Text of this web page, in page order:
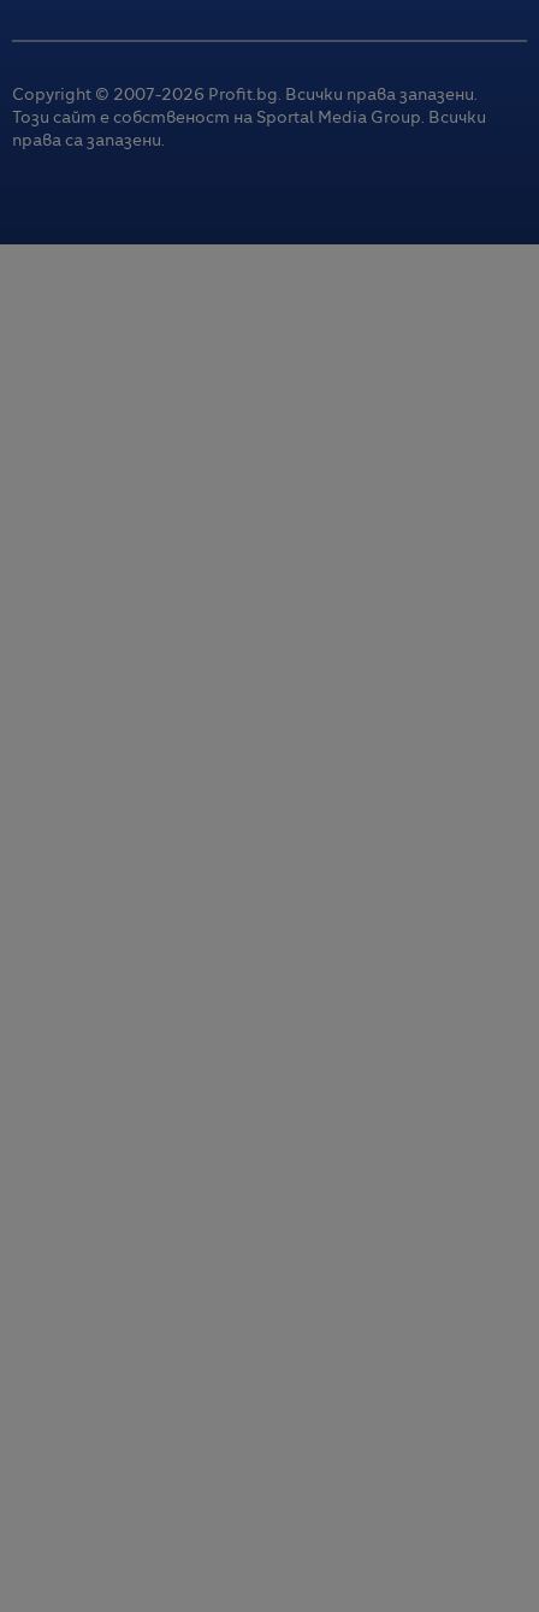
Copyright © 2007-2026 Profit.bg. Всички права запазени.
Този сайт е собственост на Sportal Media Group. Всички
права са запазени.